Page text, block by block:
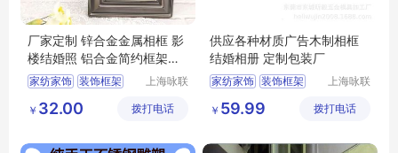
厂家定制 锌合金金属相框 影
楼结婚照 铝合金简约框架挂
墙
家纺家饰 装饰框架
上海咏联
公司
￥ 32.00 拨打电话
供应各种材质广告木制相框
结婚相册 定制包装厂
家纺家饰 装饰框架
上海咏联
公司
￥ 59.99 拨打电话